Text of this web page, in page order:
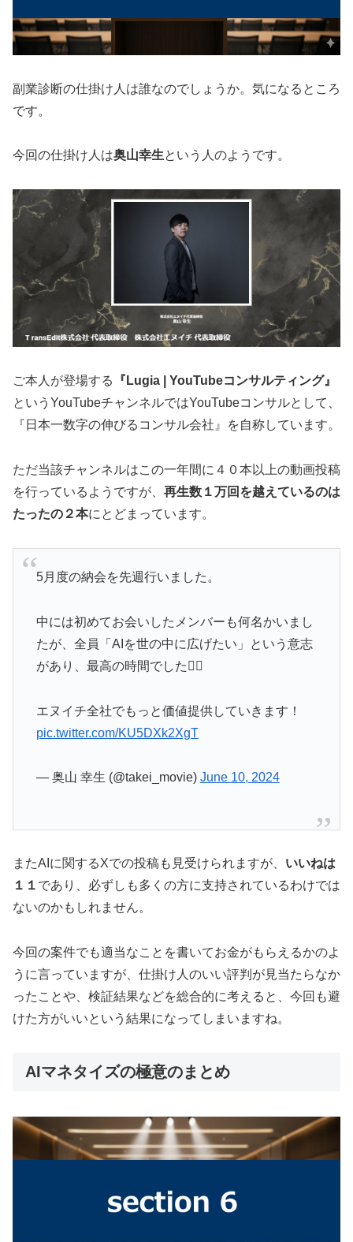
副業診断の仕掛け人は誰なのでしょうか。気になるところ
です。
今回の仕掛け人は奥山幸生という人のようです。
ご本人が登場する
『Lugia | YouTubeコンサルティング』
というYouTubeチャンネルではYouTubeコンサルとして、
『日本一数字の伸びるコンサル会社』を自称しています。
ただ当該チャンネルはこの一年間に４０本以上の動画投稿
を行っているようですが、 再生数１万回を越えているのは
たったの２本にとどまっています。
5月度の納会を先週行いました。
中には初めてお会いしたメンバーも何名かいまし
たが、全員「AIを世の中に広げたい」という意志
があり、最高の時間でした🙆‍♀️
エヌイチ全社でもっと価値提供していきます！
pic.twitter.com/KU5DXk2XgT
— 奥山 幸生 (@takei_movie) June 10, 2024
またAIに関するXでの投稿も見受けられますが、 いいねは
１１ であり、必ずしも多くの方に支持されているわけでは
ないのかもしれません。
今回の案件でも適当なことを書いてお金がもらえるかのよ
うに言っていますが、仕掛け人のいい評判が見当たらなか
ったことや、検証結果などを総合的に考えると、今回も避
けた方がいいという結果になってしまいますね。
AIマネタイズの極意のまとめ